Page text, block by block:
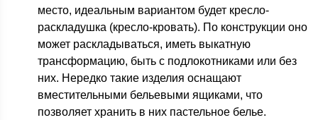
место, идеальным вариантом будет кресло-
раскладушка (кресло-кровать). По конструкции оно
может раскладываться, иметь выкатную
трансформацию, быть с подлокотниками или без
них. Нередко такие изделия оснащают
вместительными бельевыми ящиками, что
позволяет хранить в них пастельное белье.